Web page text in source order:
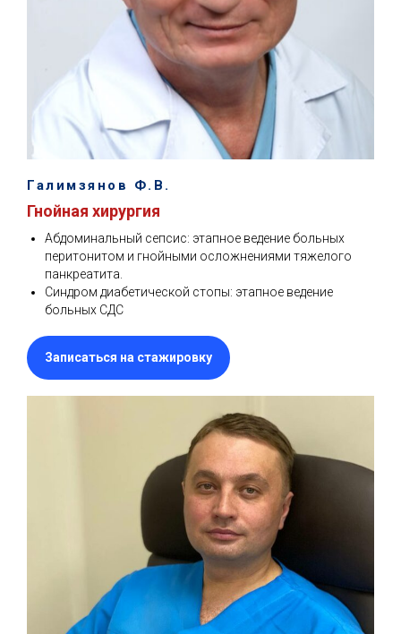
Галимзянов Ф.В.
Гнойная хирургия
Абдоминальный сепсис: этапное ведение больных
перитонитом и гнойными осложнениями тяжелого
панкреатита.
Синдром диабетической стопы: этапное ведение
больных СДС
Записаться на стажировку